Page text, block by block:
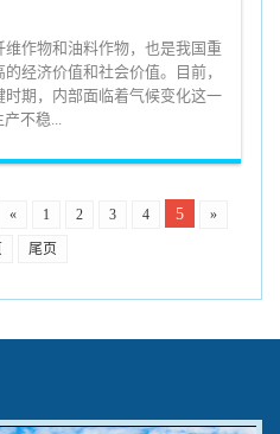
作物和油料作物，也是我国重
经济价值和社会价值。目前，
期，内部面临着气候变化这一
不稳...
« 1 2 3 4 5 »
尾页